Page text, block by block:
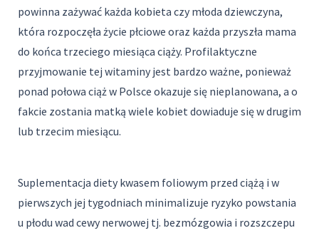
powinna zażywać każda kobieta czy młoda dziewczyna,
która rozpoczęła życie płciowe oraz każda przyszła mama
do końca trzeciego miesiąca ciąży. Profilaktyczne
przyjmowanie tej witaminy jest bardzo ważne, ponieważ
ponad połowa ciąż w Polsce okazuje się nieplanowana, a o
fakcie zostania matką wiele kobiet dowiaduje się w drugim
lub trzecim miesiącu.
Suplementacja diety kwasem foliowym przed ciążą i w
pierwszych jej tygodniach minimalizuje ryzyko powstania
u płodu wad cewy nerwowej tj. bezmózgowia i rozszczepu